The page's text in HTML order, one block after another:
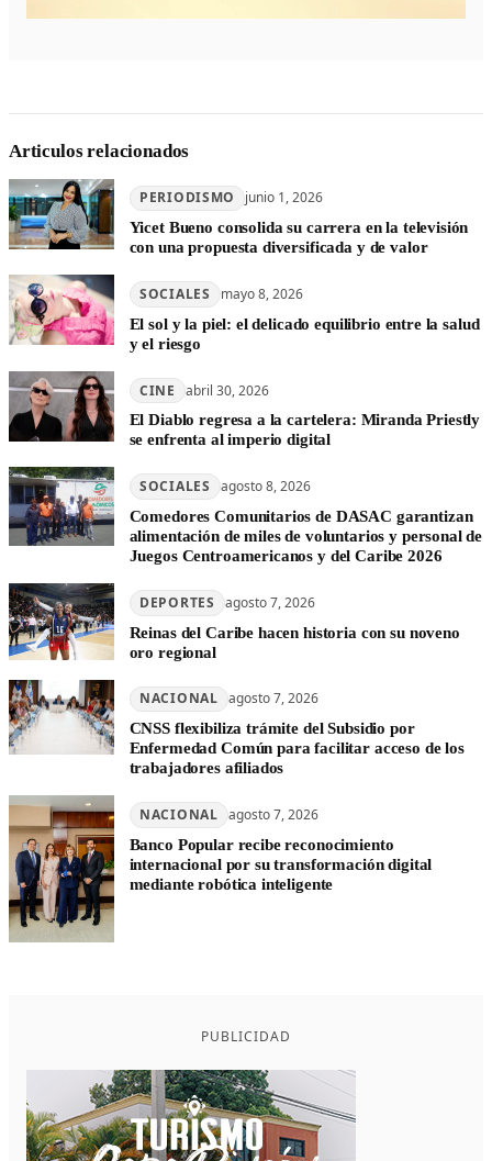
Articulos relacionados
PERIODISMO junio 1, 2026
Yicet Bueno consolida su carrera en la televisión
con una propuesta diversificada y de valor
SOCIALES mayo 8, 2026
El sol y la piel: el delicado equilibrio entre la salud
y el riesgo
CINE abril 30, 2026
El Diablo regresa a la cartelera: Miranda Priestly
se enfrenta al imperio digital
SOCIALES agosto 8, 2026
Comedores Comunitarios de DASAC garantizan
alimentación de miles de voluntarios y personal de
Juegos Centroamericanos y del Caribe 2026
DEPORTES agosto 7, 2026
Reinas del Caribe hacen historia con su noveno
oro regional
NACIONAL agosto 7, 2026
CNSS flexibiliza trámite del Subsidio por
Enfermedad Común para facilitar acceso de los
trabajadores afiliados
NACIONAL agosto 7, 2026
Banco Popular recibe reconocimiento
internacional por su transformación digital
mediante robótica inteligente
PUBLICIDAD